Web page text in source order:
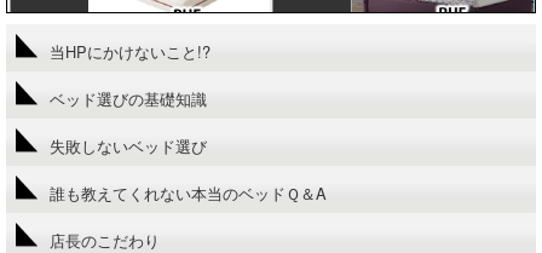
当HPにかけないこと!?
ベッド選びの基礎知識
失敗しないベッド選び
誰も教えてくれない本当のベッドＱ＆A
店長のこだわり